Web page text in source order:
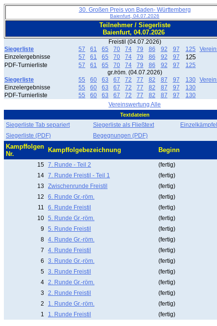
30. Großen Preis von Baden- Württemberg
Baienfurt, 04.07.2026
Teilnehmer / Siegerliste
Baienfurt, 04.07.2026
Freistil (04.07.2026)
Siegerliste
57 61 65 70 74 79 86 92 97 125
Einzelergebnisse
57 61 65 70 74 79 86 92 97 125
PDF-Turnierliste 57 61 65 70 74 79 86 92 97
125
gr./röm. (04.07.2026)
Siegerliste
55 60 63 67 72 77 82 87 97 130
Einzelergebnisse
55 60 63 67 72 77 82 87 97
130
PDF-Turnierliste
55 60 63 67 72 77 82 87 97
130
Vereinswertung Alle
Textdateien
Siegerliste Tab separiert Siegerliste als Fließtext
Siegerliste (PDF)
Begegnungen (PDF)
Kampffolgen
Nr.
Kampffolgebezeichnung Beginn
15 7. Runde - Teil 2
(fertig)
14 7. Runde Freistil - Teil 1
(fertig)
13
Zwischenrunde Freistil
(fertig)
12
6. Runde Gr.-röm.
(fertig)
11
6. Runde Freistil
(fertig)
10 5. Runde Gr.-röm.
(fertig)
9
5. Runde Freistil
(fertig)
8 4. Runde Gr.-röm.
(fertig)
7
4. Runde Freistil
(fertig)
6
3. Runde Gr.-röm.
(fertig)
5 3. Runde Freistil
(fertig)
4 2. Runde Gr.-röm.
(fertig)
3
2. Runde Freistil
(fertig)
2
1. Runde Gr.-röm.
(fertig)
1
1. Runde Freistil (fertig)